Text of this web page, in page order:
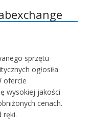
sprzętu
ogłosiła
ofercie
wysokiej jakości
cenach.
ręki.